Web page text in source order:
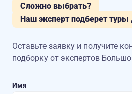
Сложно выбрать?
Наш эксперт подберет туры
Оставьте заявку и получите
подборку от экспертов
Имя